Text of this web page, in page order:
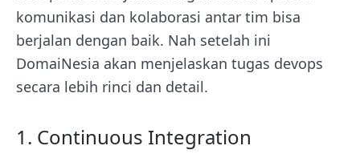
komunikasi dan kolaborasi antar tim bisa
berjalan dengan baik. Nah setelah ini
DomaiNesia akan menjelaskan tugas devops
secara lebih rinci dan detail.
1. Continuous Integration